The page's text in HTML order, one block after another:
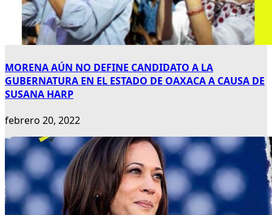
MORENA AÚN NO DEFINE CANDIDATO A LA
GUBERNATURA EN EL ESTADO DE OAXACA A CAUSA DE
SUSANA HARP
febrero 20, 2022